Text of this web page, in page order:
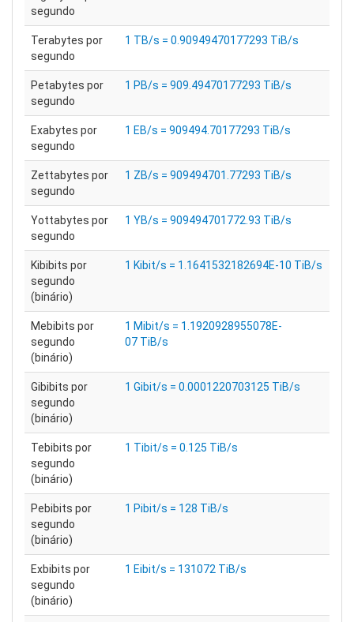
segundo
Terabytes por
segundo
1 TB/s = 0.90949470177293 TiB/s
Petabytes por
segundo
1 PB/s = 909.49470177293 TiB/s
Exabytes por
segundo
1 EB/s = 909494.70177293 TiB/s
Zettabytes por
segundo
1 ZB/s = 909494701.77293 TiB/s
Yottabytes por
segundo
1 YB/s = 909494701772.93 TiB/s
Kibibits por
segundo
(binário)
1 Kibit/s = 1.1641532182694E-10 TiB/s
Mebibits por
segundo
(binário)
1 Mibit/s = 1.1920928955078E-
07 TiB/s
Gibibits por
segundo
(binário)
1 Gibit/s = 0.0001220703125 TiB/s
Tebibits por
segundo
(binário)
1 Tibit/s = 0.125 TiB/s
Pebibits por
segundo
(binário)
1 Pibit/s = 128 TiB/s
Exbibits por
segundo
(binário)
1 Eibit/s = 131072 TiB/s